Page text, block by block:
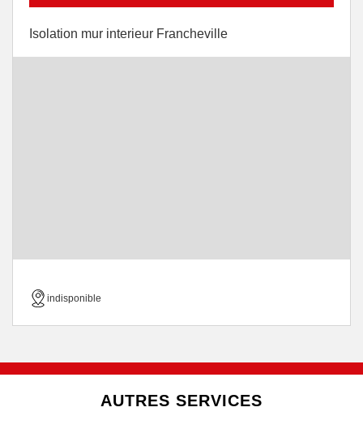
Isolation mur interieur Francheville
indisponible
AUTRES SERVICES